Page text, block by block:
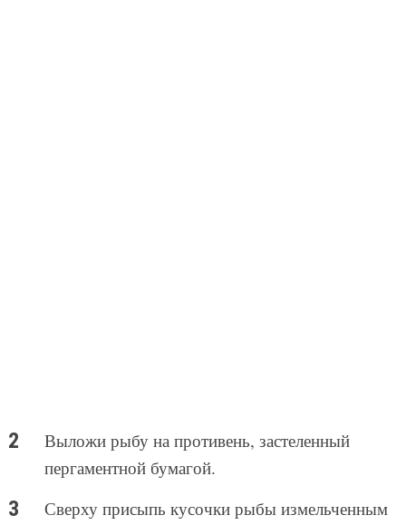
Выложи рыбу на противень, застеленный
пергаментной бумагой.
Сверху присыпь кусочки рыбы измельченным